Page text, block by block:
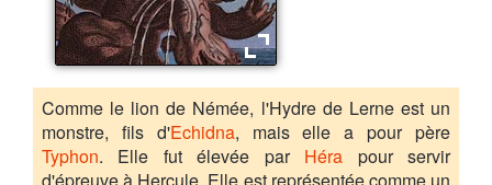
Comme le lion de Némée, l'Hydre de Lerne est un
monstre, fils d'Echidna, mais elle a pour père
Typhon. Elle fut élevée par Héra pour servir